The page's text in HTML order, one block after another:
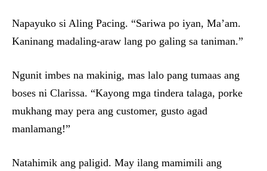
Napayuko si Aling Pacing. “Sariwa po iyan, Ma’am.
Kaninang madaling-araw lang po galing sa taniman.”
Ngunit imbes na makinig, mas lalo pang tumaas ang
boses ni Clarissa. “Kayong mga tindera talaga, porke
mukhang may pera ang customer, gusto agad
manlamang!”
Natahimik ang paligid. May ilang mamimili ang